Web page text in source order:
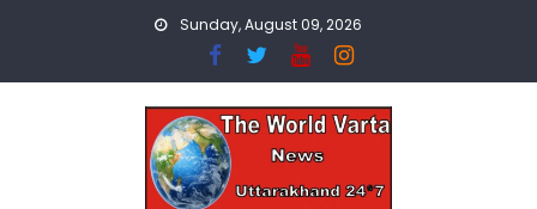
Sunday, August 09, 2026